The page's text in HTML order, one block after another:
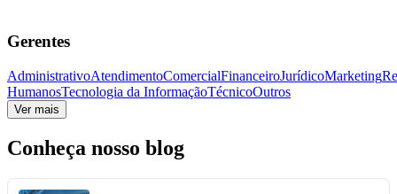
Gerentes
AdministrativoAtendimentoComercialFinanceiroJurídicoMarketing
HumanosTecnologia da InformaçãoTécnicoOutros
Ver mais
Conheça nosso blog